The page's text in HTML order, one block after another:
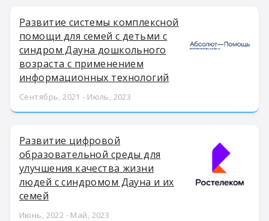
Развитие системы комплексной
помощи для семей с детьми с
синдром Дауна дошкольного
возраста с применением
информационных технологий
Сентябрь, 2021 - Июль, 2023
Развитие цифровой
образовательной среды для
улучшения качества жизни
людей с синдромом Дауна и их
семей
Июнь, 2022 - Май, 2023